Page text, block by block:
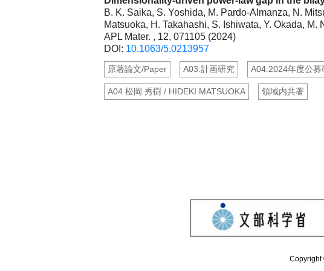
B. K. Saika, S. Yoshida, M. Pardo-Almanza, N.
Matsuoka, H. Takahashi, S. Ishiwata, Y. Okada, M.
APL Mater. , 12, 071105 (2024)
DOI: 10.1063/5.0213957
原著論文/Paper A03:計画研究 A04:2024年度公募
A04 松岡 秀樹 / HIDEKI MATSUOKA 領域内共著
Copyright